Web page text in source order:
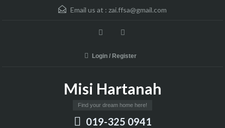
Email us at : zai.ffsa@gmail.com
Login / Register
Misi Hartanah
Find your dream home here!
019-325 0941